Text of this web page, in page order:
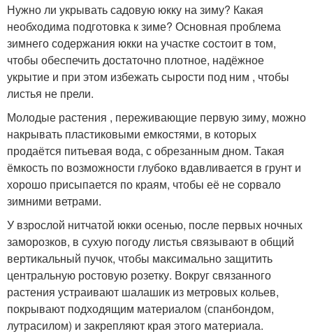
Нужно ли укрывать садовую юкку на зиму? Какая
необходима подготовка к зиме? Основная проблема
зимнего содержания юкки на участке состоит в том,
чтобы обеспечить достаточно плотное, надёжное
укрытие и при этом избежать сырости под ним , чтобы
листья не прели.
Молодые растения , переживающие первую зиму, можно
накрывать пластиковыми емкостями, в которых
продаётся питьевая вода, с обрезанным дном. Такая
ёмкость по возможности глубоко вдавливается в грунт и
хорошо присыпается по краям, чтобы её не сорвало
зимними ветрами.
У взрослой нитчатой юкки осенью, после первых ночных
заморозков, в сухую погоду листья связывают в общий
вертикальный пучок, чтобы максимально защитить
центральную ростовую розетку. Вокруг связанного
растения устраивают шалашик из метровых кольев,
покрывают подходящим материалом (спанбондом,
лутрасилом) и закрепляют края этого материала.